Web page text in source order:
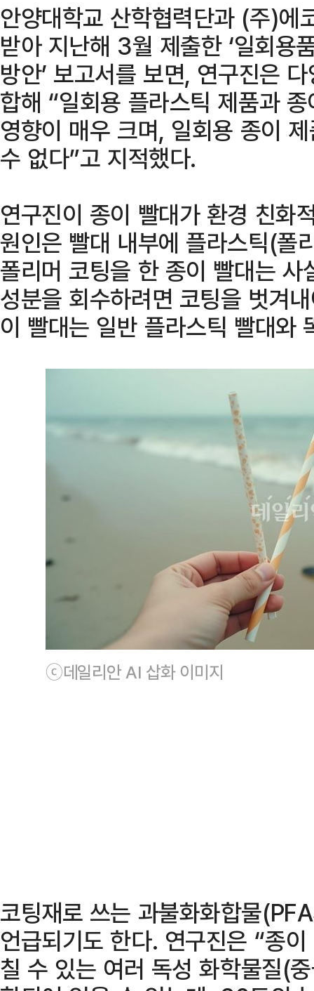
안양대학교 산학협력단과 (주)에
받아 지난해 3월 제출한 ‘일회용
방안’ 보고서를 보면, 연구진은
합해 “일회용 플라스틱 제품과
영향이 매우 크며, 일회용 종이
수 없다”고 지적했다.
연구진이 종이 빨대가 환경 친화
원인은 빨대 내부에 플라스틱(폴
폴리머 코팅을 한 종이 빨대는
성분을 회수하려면 코팅을 벗겨
이 빨대는 일반 플라스틱 빨대와
ⓒ데일리안 AI 삽화 이미지
코팅재로 쓰는 과불화화합물
언급되기도 한다. 연구진은 “종
칠 수 있는 여러 독성 화학물질(